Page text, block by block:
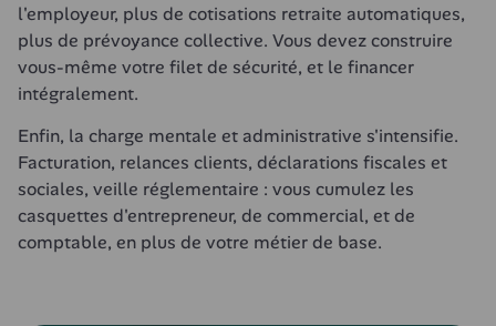
l'employeur, plus de cotisations retraite automatiques,
plus de prévoyance collective. Vous devez construire
vous-même votre filet de sécurité, et le financer
intégralement.
Enfin, la charge mentale et administrative s'intensifie.
Facturation, relances clients, déclarations fiscales et
sociales, veille réglementaire : vous cumulez les
casquettes d'entrepreneur, de commercial, et de
comptable, en plus de votre métier de base.